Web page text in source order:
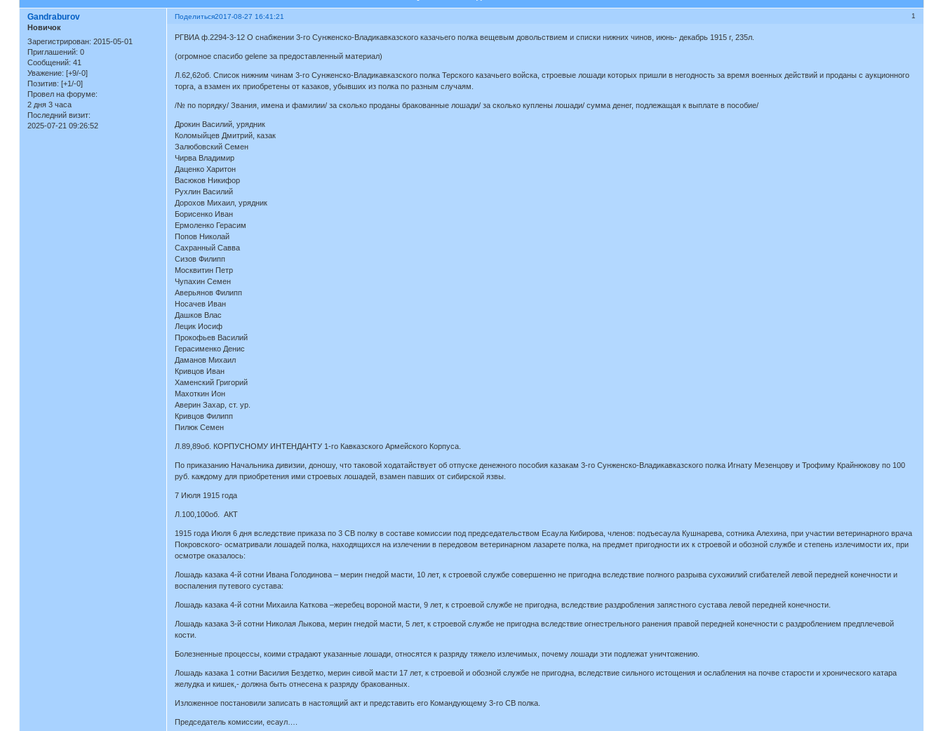
Поделиться 1
2017-08-27 16:41:21
Gandraburov
Новичок
Зарегистрирован: 2015-05-01
Приглашений: 0
Сообщений: 41
Уважение: [+9/-0]
Позитив: [+1/-0]
Провел на форуме:
2 дня 3 часа
Последний визит:
2025-07-21 09:26:52
РГВИА ф.2294-3-12 О снабжении 3-го Сунженско-Владикавказского казачьего полка вещевым довольствием и списки нижних чинов, июнь- декабрь 1915 г, 235л.
(огромное спасибо gelene за предоставленный материал)
Л.62,62об. Список нижним чинам 3-го Сунженско-Владикавказского полка Терского казачьего войска, строевые лошади которых пришли в негодность за время военных действий и проданы с аукционного
торга, а взамен их приобретены от казаков, убывших из полка по разным случаям.
/№ по порядку/ Звания, имена и фамилии/ за сколько проданы бракованные лошади/ за сколько куплены лошади/ сумма денег, подлежащая к выплате в пособие/
Дрокин Василий, урядник
Коломыйцев Дмитрий, казак
Залюбовский Семен
Чирва Владимир
Даценко Харитон
Васюков Никифор
Рухлин Василий
Дорохов Михаил, урядник
Борисенко Иван
Ермоленко Герасим
Попов Николай
Сахранный Савва
Сизов Филипп
Москвитин Петр
Чупахин Семен
Аверьянов Филипп
Носачев Иван
Дашков Влас
Лецик Иосиф
Прокофьев Василий
Герасименко Денис
Даманов Михаил
Кривцов Иван
Хаменский Григорий
Махоткин Ион
Аверин Захар, ст. ур.
Кривцов Филипп
Пилюк Семен
Л.89,89об. КОРПУСНОМУ ИНТЕНДАНТУ 1-го Кавказского Армейского Корпуса.
По приказанию Начальника дивизии, доношу, что таковой ходатайствует об отпуске денежного пособия казакам 3-го Сунженско-Владикавказского полка Игнату Мезенцову и Трофиму Крайнюкову по 100
руб. каждому для приобретения ими строевых лошадей, взамен павших от сибирской язвы.
7 Июля 1915 года
Л.100,100об. АКТ
1915 года Июля 6 дня вследствие приказа по 3 СВ полку в составе комиссии под председательством Есаула Кибирова, членов: подъесаула Кушнарева, сотника Алехина, при участии ветеринарного врача
Покровского- осматривали лошадей полка, находящихся на излечении в передовом ветеринарном лазарете полка, на предмет пригодности их к строевой и обозной службе и степень излечимости их, при
осмотре оказалось:
Лошадь казака 4-й сотни Ивана Голодинова – мерин гнедой масти, 10 лет, к строевой службе совершенно не пригодна вследствие полного разрыва сухожилий сгибателей левой передней конечности и
воспаления путевого сустава:
Лошадь казака 4-й сотни Михаила Каткова –жеребец вороной масти, 9 лет, к строевой службе не пригодна, вследствие раздробления запястного сустава левой передней конечности.
Лошадь казака 3-й сотни Николая Лыкова, мерин гнедой масти, 5 лет, к строевой службе не пригодна вследствие огнестрельного ранения правой передней конечности с раздроблением предплечевой
кости.
Болезненные процессы, коими страдают указанные лошади, относятся к разряду тяжело излечимых, почему лошади эти подлежат уничтожению.
Лошадь казака 1 сотни Василия Бездетко, мерин сивой масти 17 лет, к строевой и обозной службе не пригодна, вследствие сильного истощения и ослабления на почве старости и хронического катара
желудка и кишек,- должна быть отнесена к разряду бракованных.
Изложенное постановили записать в настоящий акт и представить его Командующему 3-го СВ полка.
Председатель комиссии, есаул….